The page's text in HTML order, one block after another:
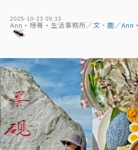
2025-10-23 09:33
Ann•榜哥•生活事務所／文、圖／